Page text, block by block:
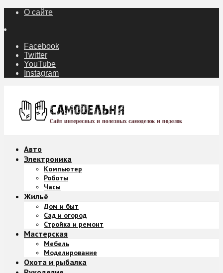
О сайте
Facebook
Twitter
YouTube
Instagram
Авто
Электроника
Компьютер
Роботы
Часы
Жильё
Дом и быт
Сад и огород
Стройка и ремонт
Мастерская
Мебель
Моделирование
Охота и рыбалка